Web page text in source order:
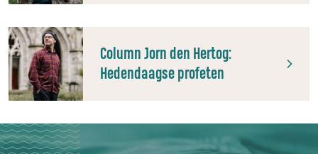
Column Jorn den Hertog:
Hedendaagse profeten